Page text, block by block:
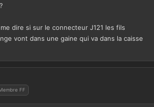
dire si sur le connecteur J121 les fils
vont dans une gaine qui va dans la caisse
FF